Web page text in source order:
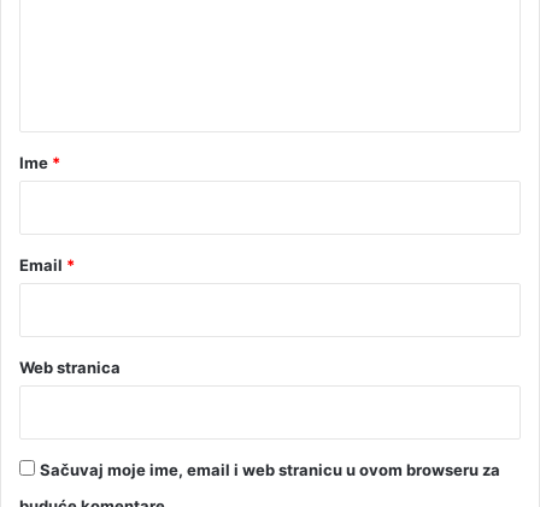
e
rIme *
Email *
Web stranica
Sačuvaj moje ime, email i web stranicu u ovom browseru za